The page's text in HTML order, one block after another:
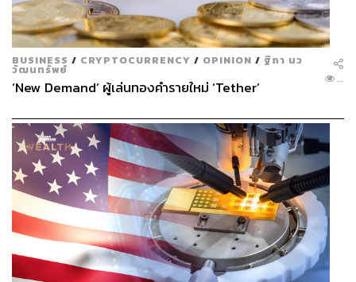
BUSINESS / CRYPTOCURRENCY / OPINION / ฐิภา นว
วัฒนทรัพย์
‘New Demand’ ผู้เล่นทองคำรายใหม่ ‘Tether’ ...